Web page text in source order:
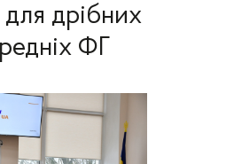
для дрібних
ФГ